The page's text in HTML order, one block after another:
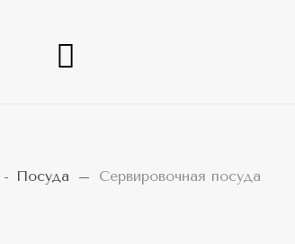
Посуда Сервировочная посуда